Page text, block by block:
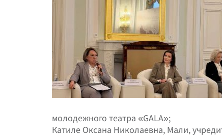
молодежного театра «GALA»;
Катиле Оксана Николаевна, Мали,